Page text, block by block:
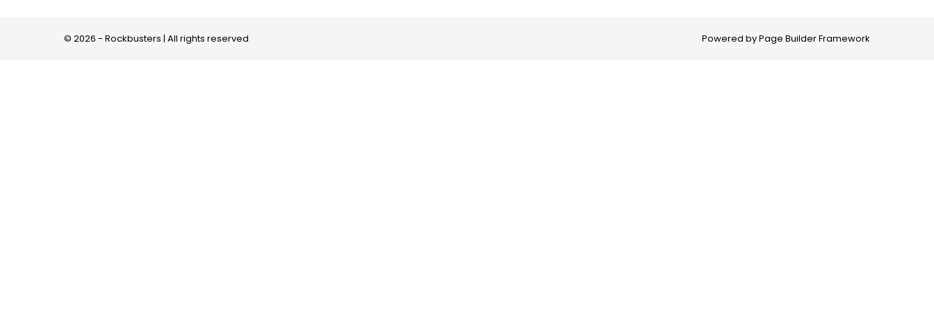
© 2026 - Rockbusters | All rights reserved Powered byPage Builder Framework